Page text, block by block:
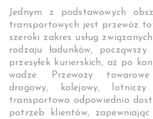
Jednym z podstawowych
transportowych jest przewóz
szeroki zakres usług
rodzaju ładunków,
przesyłek kurierskich, aż po
wadze. Przewozy
drogowy, kolejowy,
transportowa odpowiednio
potrzeb klientów,